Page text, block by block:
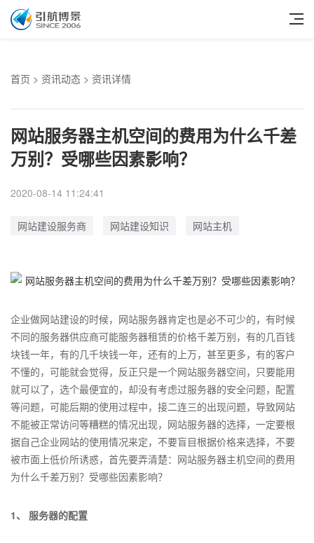
首页 > 资讯动态 > 资讯详情
网站服务器主机空间的费用为什么千差
万别？受哪些因素影响？
2020-08-14 11:24:41
网站建设服务商 网站建设知识 网站主机
企业做网站建设的时候，网站服务器肯定也是必不可少的，有时候
不同的服务器供应商可能服务器租赁的价格千差万别，有的几百钱
块钱一年，有的几千块钱一年，还有的上万，甚至更多，有的客户
不懂的，可能就会觉得，反正只是一个网站服务器空间，只要能用
就可以了，选个最便宜的，却没有考虑过服务器的安全问题，配置
等问题，可能后期的使用过程中，接二连三的出现问题，导致网站
不能被正常访问等糟糕的情况出现，网站服务器的选择，一定要根
据自己企业网站的使用情况来定，不要盲目根据价格来选择，不要
被市面上低价所诱惑，首先要弄清楚：网站服务器主机空间的费用
为什么千差万别？受哪些因素影响？
1、 服务器的配置